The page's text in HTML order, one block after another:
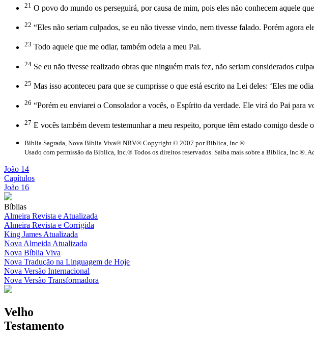
21 O povo do mundo os perseguirá, por causa de mim, pois eles não conhecem aquele
22 “Eles não seriam culpados, se eu não tivesse vindo, nem tivesse falado. Porém agora
23 Todo aquele que me odiar, também odeia a meu Pai.
24 Se eu não tivesse realizado obras que ninguém mais fez, não seriam considerados
25 Mas isso aconteceu para que se cumprisse o que está escrito na Lei deles: ‘Eles me
26 “Porém eu enviarei o Consolador a vocês, o Espírito da verdade. Ele virá do Pai para
27 E vocês também devem testemunhar a meu respeito, porque têm estado comigo desde
Biblia Sagrada, Nova Bíblia Viva® NBV® Copyright © 2007 por Biblica, Inc.®
Usado com permissão da Biblica, Inc.® Todos os direitos reservados. Saiba mais sobre a Biblica, Inc.®.
João 14
Capítulos
João 16
Bíblias
Almeira Revista e Atualizada
Almeira Revista e Corrigida
King James Atualizada
Nova Almeida Atualizada
Nova Bíblia Viva
Nova Tradução na Linguagem de Hoje
Nova Versão Internacional
Nova Versão Transformadora
Velho
Testamento